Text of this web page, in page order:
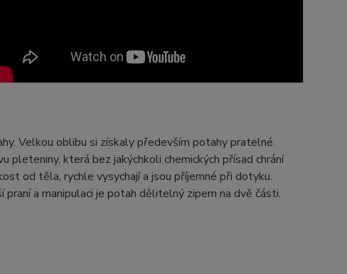
Velkou oblibu si získaly především potahy pratelné.
pleteniny, která bez jakýchkoli chemických přísad chrání
od těla, rychle vysychají a jsou příjemné při dotyku.
a manipulaci je potah dělitelný zipem na dvě části.